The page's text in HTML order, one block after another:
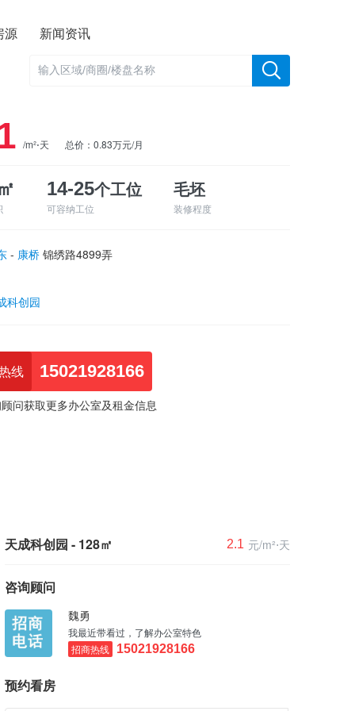
源 新闻资讯
/m²⋅天 总价：0.83万元/月
14-25个工位
可容纳工位
毛坯
装修程度
- 康桥 锦绣路4899弄
科创园
线 15021928166
问获取更多办公室及租金信息
天成科创园 - 128㎡ 2.1 元/m²⋅天
咨询顾问
魏勇
我最近带看过，了解办公室特色
招商热线 15021928166
预约看房